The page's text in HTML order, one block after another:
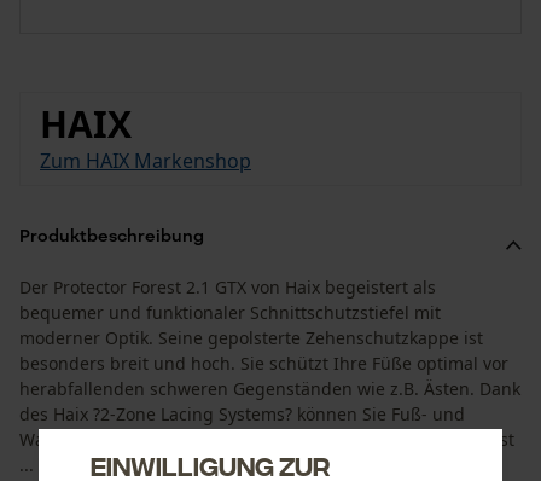
HAIX
Zum HAIX Markenshop
Produktbeschreibung
Der Protector Forest 2.1 GTX von Haix begeistert als
bequemer und funktionaler Schnittschutzstiefel mit
moderner Optik. Seine gepolsterte Zehenschutzkappe ist
besonders breit und hoch. Sie schützt Ihre Füße optimal vor
herabfallenden schweren Gegenständen wie z.B. Ästen. Dank
des Haix ?2-Zone Lacing Systems? können Sie Fuß- und
Wadenbereich unterschiedlich fest schnüren. Dadurch passt
...
Einwilligung zur